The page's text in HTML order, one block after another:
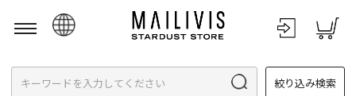
English
絞り込み検索